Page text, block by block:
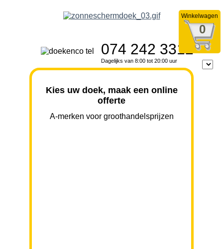
Winkelwagen
0
074 242 3312
Dagelijks van 8:00 tot 20:00 uur
Kies uw doek, maak een online
offerte
A-merken voor groothandelsprijzen